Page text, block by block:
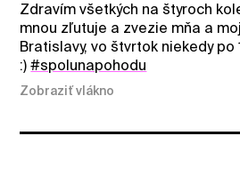
Zdravím všetkých na štyroch
mnou zľutuje a zvezie mňa a
Bratislavy, vo štvrtok niekedy
:)#spolunapohodu
Zobraziť vlákno